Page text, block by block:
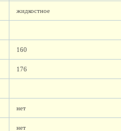
жидкостное
160
176
нет
нет